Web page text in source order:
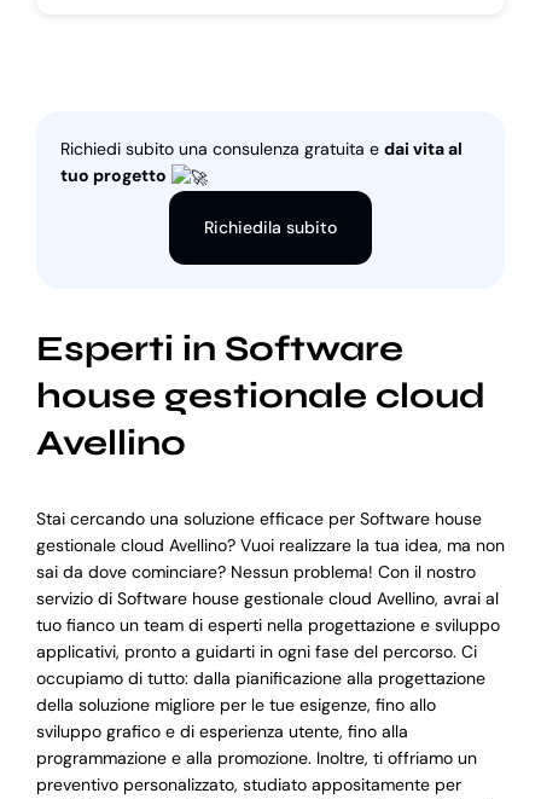
Richiedi subito una consulenza gratuita e dai vita al
tuo progetto
Richiedila subito
Esperti in Software
house gestionale cloud
Avellino
Stai cercando una soluzione efficace per Software house
gestionale cloud Avellino? Vuoi realizzare la tua idea, ma non
sai da dove cominciare? Nessun problema! Con il nostro
servizio di Software house gestionale cloud Avellino, avrai al
tuo fianco un team di esperti nella progettazione e sviluppo
applicativi, pronto a guidarti in ogni fase del percorso. Ci
occupiamo di tutto: dalla pianificazione alla progettazione
della soluzione migliore per le tue esigenze, fino allo
sviluppo grafico e di esperienza utente, fino alla
programmazione e alla promozione. Inoltre, ti offriamo un
preventivo personalizzato, studiato appositamente per